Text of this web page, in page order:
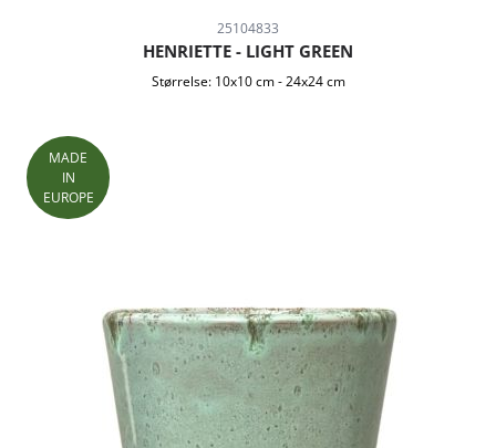
25104833
HENRIETTE - LIGHT GREEN
Størrelse: 10x10 cm -24x24 cm
MADE
IN
EUROPE